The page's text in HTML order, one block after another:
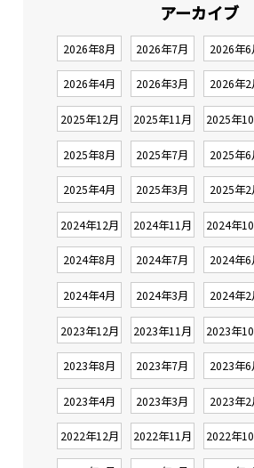
アーカイブ
2026年8月 2026年7月 2026年6
2026年4月 2026年3月 2026年2
2025年12月 2025年11月 2025年
2025年8月 2025年7月 2025年6
2025年4月 2025年3月 2025年2
2024年12月 2024年11月 2024年
2024年8月 2024年7月 2024年6
2024年4月 2024年3月 2024年2
2023年12月 2023年11月 2023年
2023年8月 2023年7月 2023年6
2023年4月 2023年3月 2023年2
2022年12月 2022年11月 2022年